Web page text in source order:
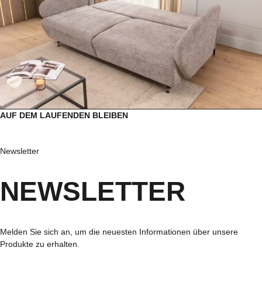
AUF DEM LAUFENDEN BLEIBEN
Newsletter
NEWSLETTER
Melden Sie sich an, um die neuesten Informationen über unsere
Produkte zu erhalten.